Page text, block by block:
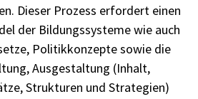
Dieser Prozess erfordert einen
der Bildungssysteme wie auch
Politikkonzepte sowie die
Ausgestaltung (Inhalt,
Strukturen und Strategien)